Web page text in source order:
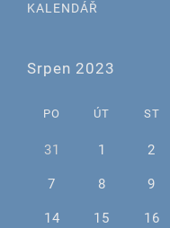
KALENDÁŘ
Srpen 2023
PO ÚT ST
31 1 2
7
8 9
14
15 16